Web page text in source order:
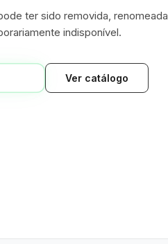
VILLAGE
ter sido removida, renomeada
indisponível.
Ver catálogo